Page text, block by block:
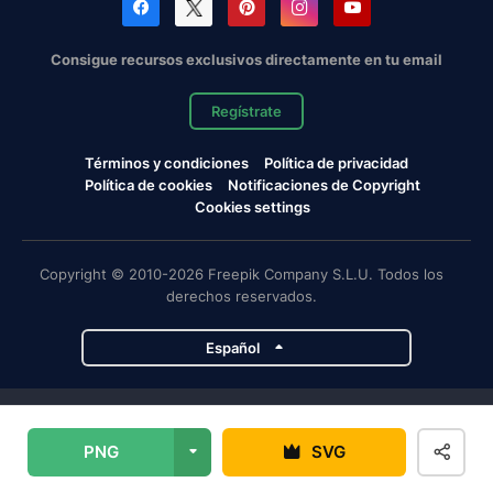
PNG SVG
Consigue recursos exclusivos directamente en tu email
Regístrate
Términos y condiciones
Política de privacidad
Política de cookies
Notificaciones de Copyright
Cookies settings
Copyright © 2010-2026 Freepik Company S.L.U. Todos los
derechos reservados.
Español